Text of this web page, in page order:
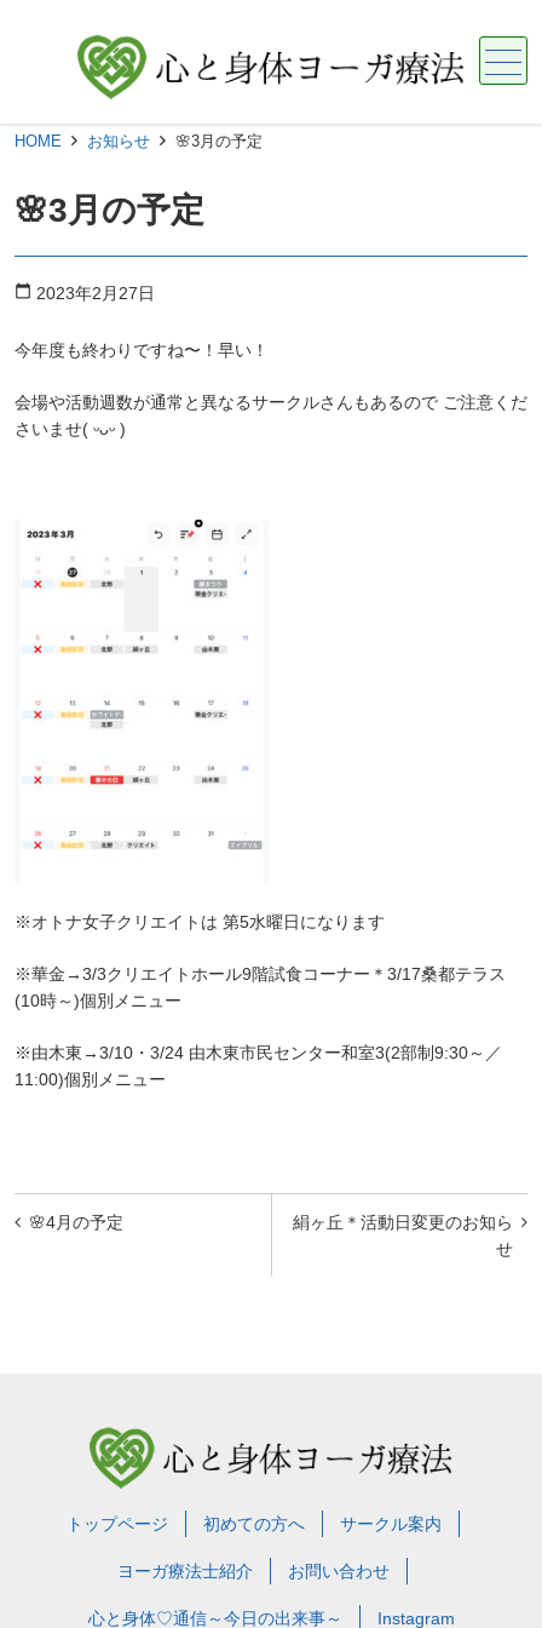
メニュー
HOME お知らせ 🌸3月の予定
🌸3月の予定
calendar_today 2023年2月27日
今年度も終わりですね〜！早い！
会場や活動週数が通常と異なるサークルさんもあるので ご注意くだ
さいませ( ᵕᴗᵕ )
※オトナ女子クリエイトは 第5水曜日になります
※華金→3/3クリエイトホール9階試食コーナー＊3/17桑都テラス
(10時～)個別メニュー
※由木東→3/10・3/24 由木東市民センター和室3(2部制9:30～／
11:00)個別メニュー
投
絹ヶ丘＊活動日変更のお知ら
せ
🌸4月の予定
トップページ 初めての方へ サークル案内
ヨーガ療法士紹介 お問い合わせ
心と身体♡通信～今日の出来事～ Instagram